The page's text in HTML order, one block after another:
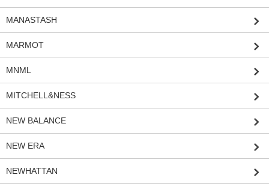
MANASTASH
MARMOT
MNML
MITCHELL&NESS
NEW BALANCE
NEW ERA
NEWHATTAN